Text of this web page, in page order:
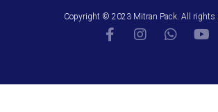
Copyright © 2023 Mitran Pack. All rights